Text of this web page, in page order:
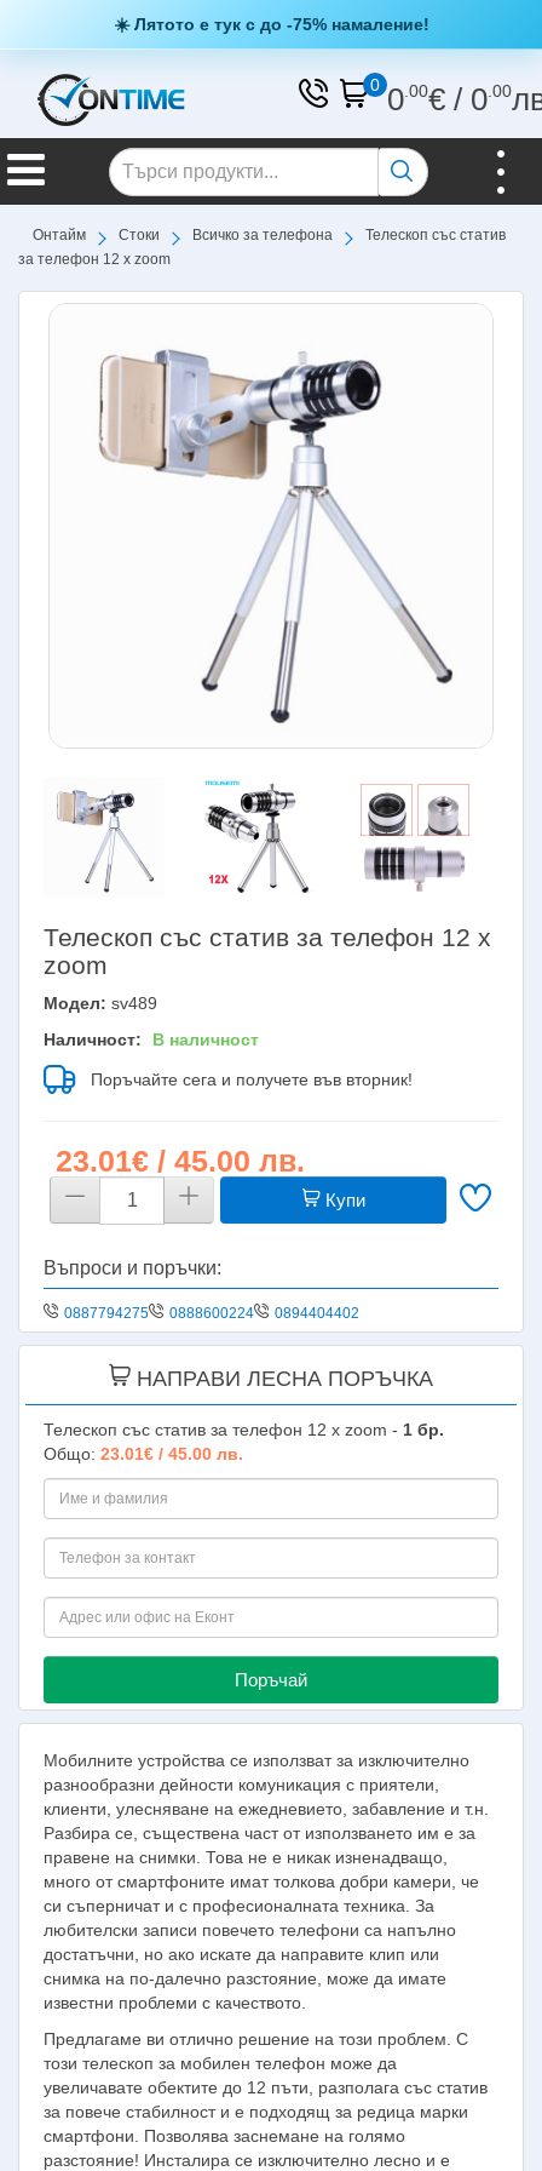
☀️ Лятото е тук с до -75% намаление!
0 0.00€/ 0.00
Онтайм Стоки Всичко за телефона
Телескоп със статив
за телефон 12 х zoom
Телескоп със статив за телефон 12 х
zoom
Модел: sv489
Наличност:
В наличност
Поръчайте сега и получете във вторник!
23.01€ / 45.00 лв.
Купи
Въпроси и поръчки:
0887794275 0888600224 0894404402
НАПРАВИ ЛЕСНА ПОРЪЧКА
Телескоп със статив за телефон 12 х zoom - 1 бр.
Общо: 23.01€ / 45.00 лв.
Поръчай
Мобилните устройства се използват за изключително
разнообразни дейности комуникация с приятели,
клиенти, улесняване на ежедневието, забавление и т.н.
Разбира се, съществена част от използването им е за
правене на снимки. Това не е никак изненадващо,
много от смартфоните имат толкова добри камери, че
си съперничат и с професионалната техника. За
любителски записи повечето телефони са напълно
достатъчни, но ако искате да направите клип или
снимка на по-далечно разстояние, може да имате
известни проблеми с качеството.
Предлагаме ви отлично решение на този проблем. С
този телескоп за мобилен телефон може да
увеличавате обектите до 12 пъти, разполага със статив
за повече стабилност и е подходящ за редица марки
смартфони. Позволява заснемане на голямо
разстояние! Инсталира се изключително лесно и е